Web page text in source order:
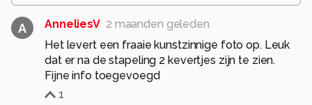
A AnneliesV 2 maanden geleden
Het levert een fraaie kunstzinnige foto op. Leuk
dat er na de stapeling 2 kevertjes zijn te zien.
Fijne info toegevoegd
1